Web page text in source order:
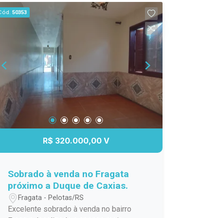
para aproveitar um chimarrão, reunir
amigos ou simplesmente relaxar ao ar
clima acolhedor que faz você se sentir
em casa desde o primeiro momento. Se
você procura um imóvel bonito,
confortável e em uma ótima localização
no Cassino, esta pode ser a
oportunidade que estava esperando.
Agende sua visita e venha se encantar!
50353
R$ 320.000,00 V
Sobrado à venda no Fragata
próximo a Duque de Caxias.
Fragata - Pelotas/RS
Excelente sobrado à venda no bairro